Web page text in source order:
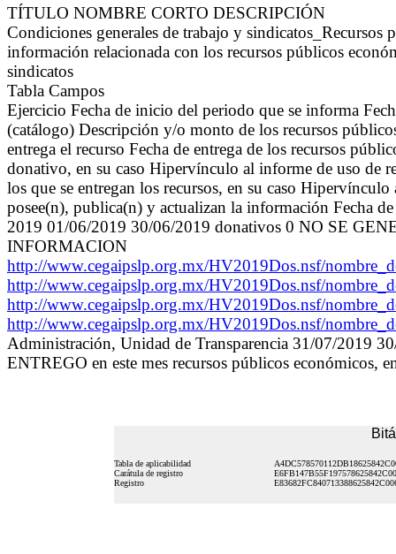
TÍTULO NOMBRE CORTO DESCRIPCIÓN
Condiciones generales de trabajo y
información relacionada con los recursos públicos
sindicatos
Tabla Campos
Ejercicio Fecha de inicio del periodo que se informa
(catálogo) Descripción y/o monto de los recursos
entrega el recurso Fecha de entrega de los recursos
donativo, en su caso Hipervínculo al informe de uso de
los que se entregan los recursos, en su caso
posee(n), publica(n) y actualizan la información Fecha
2019 01/06/2019 30/06/2019 donativos 0 NO SE
INFORMACION
http://www.cegaipslp.org.mx/HV2019Dos.nsf/
http://www.cegaipslp.org.mx/HV2019Dos.nsf/
http://www.cegaipslp.org.mx/HV2019Dos.nsf/
http://www.cegaipslp.org.mx/HV2019Dos.nsf/
Administración, Unidad de Transparencia 31/07/2019
ENTREGO en este mes recursos públicos económicos,
Tabla de aplicabilidad
Carátula de registro
Registro